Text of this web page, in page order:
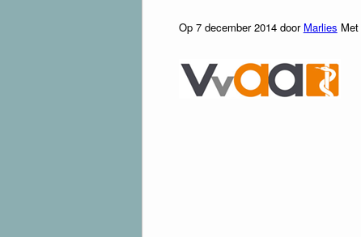
Op 7 december 2014 door Marlies Met